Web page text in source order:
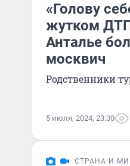
«Голову
жутком ДТП
Анталье
москвич
Родственники
5 июля, 2024, 23:30
СТРАНА И